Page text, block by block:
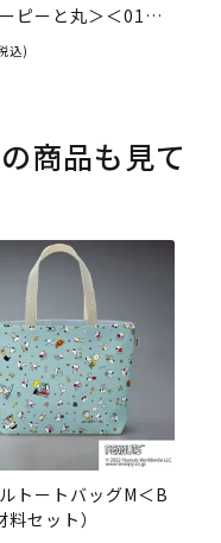
ピーと丸＞＜01GR
ビーラホビーレデ
レクション
込)
商品も見て
トートバッグM＜B
セット）